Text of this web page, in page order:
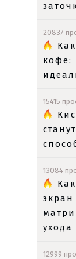
20837
кофе:
15415
13084
ухода
12999